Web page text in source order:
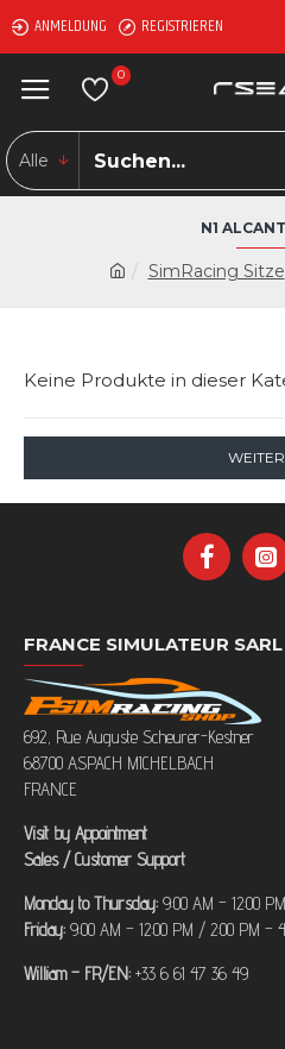
ANMELDUNG REGISTRIEREN
0
Alle
SimRacing Sitze
N1
Keine Produkte in dieser
WEITER
FRANCE SIMULATEUR SARL
692, Rue Auguste Scheurer-Kestner
68700 ASPACH MICHELBACH
FRANCE
Visit by Appointment
Sales / Customer Support
Monday to Thursday: 9:00 AM – 12:00
Friday: 9:00 AM – 12:00 PM / 2:00 PM –
William – FR/EN: +33 6 61 47 36 49